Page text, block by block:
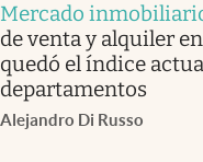
Mercado
de venta y alquiler
quedó el índice
departamentos
Alejandro Di Russo